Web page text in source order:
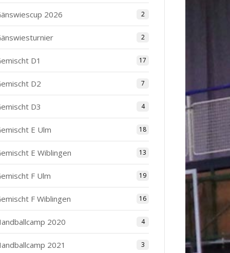
2026 2
2
D1 17
D2 7
D3 4
E Ulm 18
E Wiblingen 13
F Ulm 19
F Wiblingen 16
2020 4
2021 3